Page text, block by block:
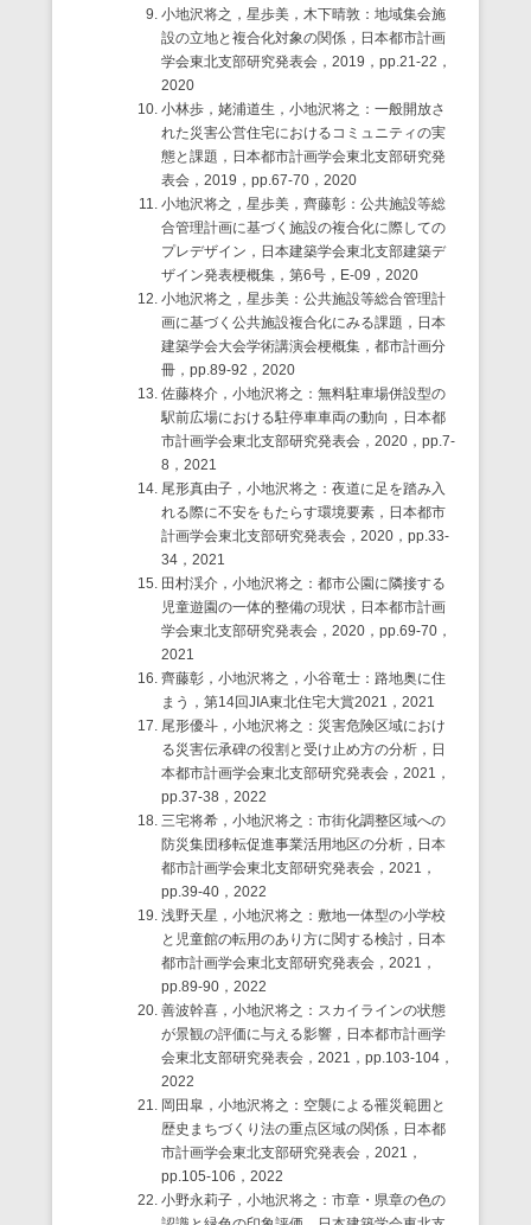
小地沢将之，星歩美，木下晴敦：地域集会施
設の立地と複合化対象の関係，日本都市計画
学会東北支部研究発表会，2019，pp.21-22，
2020
小林歩，姥浦道生，小地沢将之：一般開放さ
れた災害公営住宅におけるコミュニティの実
態と課題，日本都市計画学会東北支部研究発
表会，2019，pp.67-70，2020
小地沢将之，星歩美，齊藤彰：公共施設等総
合管理計画に基づく施設の複合化に際しての
プレデザイン，日本建築学会東北支部建築デ
ザイン発表梗概集，第6号，E-09，2020
小地沢将之，星歩美：公共施設等総合管理計
画に基づく公共施設複合化にみる課題，日本
建築学会大会学術講演会梗概集，都市計画分
冊，pp.89-92，2020
佐藤柊介，小地沢将之：無料駐車場併設型の
駅前広場における駐停車車両の動向，日本都
市計画学会東北支部研究発表会，2020，pp.7-
8，2021
尾形真由子，小地沢将之：夜道に足を踏み入
れる際に不安をもたらす環境要素，日本都市
計画学会東北支部研究発表会，2020，pp.33-
34，2021
田村渓介，小地沢将之：都市公園に隣接する
児童遊園の一体的整備の現状，日本都市計画
学会東北支部研究発表会，2020，pp.69-70，
2021
齊藤彰，小地沢将之，小谷竜士：路地奥に住
まう，第14回JIA東北住宅大賞2021，2021
尾形優斗，小地沢将之：災害危険区域におけ
る災害伝承碑の役割と受け止め方の分析，日
本都市計画学会東北支部研究発表会，2021，
pp.37-38，2022
三宅将希，小地沢将之：市街化調整区域への
防災集団移転促進事業活用地区の分析，日本
都市計画学会東北支部研究発表会，2021，
pp.39-40，2022
浅野天星，小地沢将之：敷地一体型の小学校
と児童館の転用のあり方に関する検討，日本
都市計画学会東北支部研究発表会，2021，
pp.89-90，2022
善波幹喜，小地沢将之：スカイラインの状態
が景観の評価に与える影響，日本都市計画学
会東北支部研究発表会，2021，pp.103-104，
2022
岡田皐，小地沢将之：空襲による罹災範囲と
歴史まちづくり法の重点区域の関係，日本都
市計画学会東北支部研究発表会，2021，
pp.105-106，2022
小野永莉子，小地沢将之：市章・県章の色の